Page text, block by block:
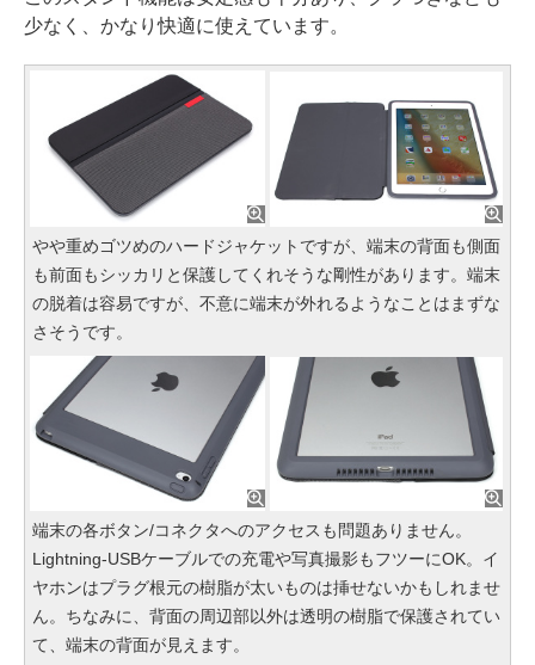
少なく、かなり快適に使えています。
やや重めゴツめのハードジャケットですが、端末の背面も側面
も前面もシッカリと保護してくれそうな剛性があります。端末
の脱着は容易ですが、不意に端末が外れるようなことはまずな
さそうです。
端末の各ボタン/コネクタへのアクセスも問題ありません。
Lightning-USBケーブルでの充電や写真撮影もフツーにOK。イ
ヤホンはプラグ根元の樹脂が太いものは挿せないかもしれませ
ん。ちなみに、背面の周辺部以外は透明の樹脂で保護されてい
て、端末の背面が見えます。